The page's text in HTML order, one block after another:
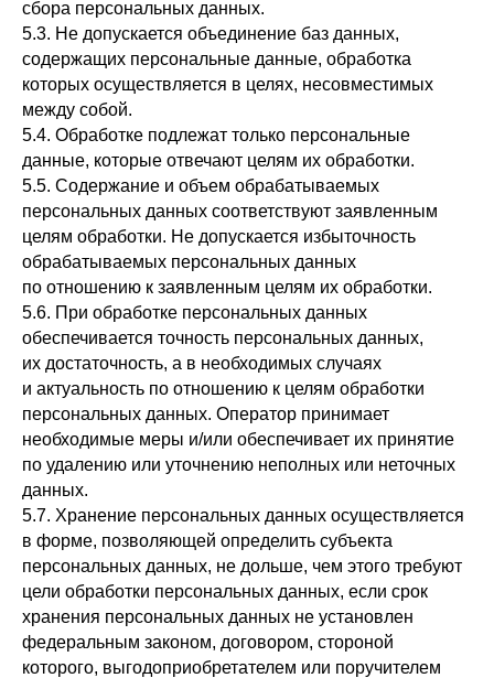
сбора персональных данных.
5.3. Не допускается объединение баз данных,
содержащих персональные данные, обработка
которых осуществляется в целях, несовместимых
между собой.
5.4. Обработке подлежат только персональные
данные, которые отвечают целям их обработки.
5.5. Содержание и объем обрабатываемых
персональных данных соответствуют заявленным
целям обработки. Не допускается избыточность
обрабатываемых персональных данных
по отношению к заявленным целям их обработки.
5.6. При обработке персональных данных
обеспечивается точность персональных данных,
их достаточность, а в необходимых случаях
и актуальность по отношению к целям обработки
персональных данных. Оператор принимает
необходимые меры и/или обеспечивает их принятие
по удалению или уточнению неполных или неточных
данных.
5.7. Хранение персональных данных осуществляется
в форме, позволяющей определить субъекта
персональных данных, не дольше, чем этого требуют
цели обработки персональных данных, если срок
хранения персональных данных не установлен
федеральным законом, договором, стороной
которого, выгодоприобретателем или поручителем